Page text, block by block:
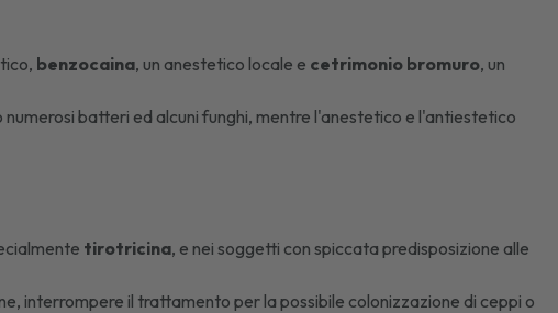
benzocaina, un anestetico locale e cetrimonio bromuro, un
numerosi batteri ed alcuni funghi, mentre l'anestetico e l'antiestetico
tirotricina, e nei soggetti con spiccata predisposizione alle
interrompere il trattamento per la possibile colonizzazione di ceppi o